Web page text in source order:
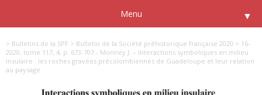
Menu ▼
> Bulletins de la SPF > Bulletin de la Société préhistorique française 2020 > 16-
2020, tome 117, 4, p. 673-707 - Monney J. – Interactions symboliques en milieu
insulaire : les roches gravées précolombiennes de Guadeloupe et leur relation
au paysage